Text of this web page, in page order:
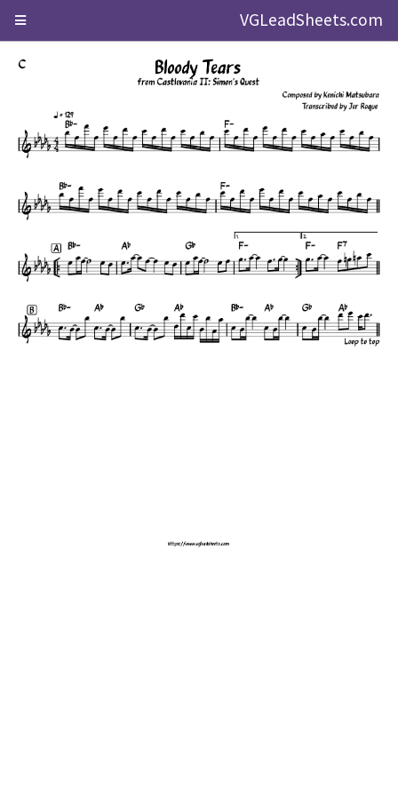
VGLeadSheets.com